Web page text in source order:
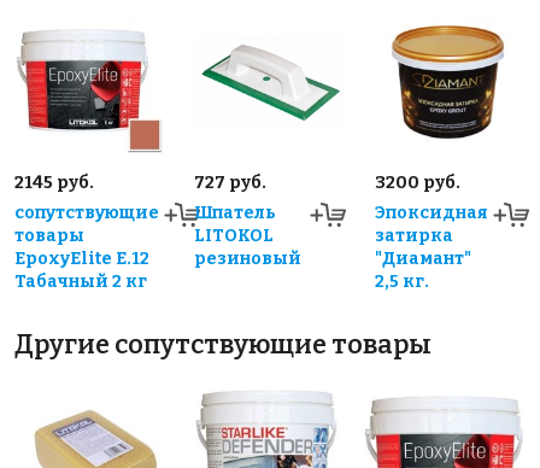
2145 руб.
сопутствующие
товары
EpoxyElite E.12
Табачный 2 кг
727 руб.
Шпатель
LITOKOL
резиновый
3200 руб.
Эпоксидная
затирка
"Диамант"
2,5 кг.
Другие сопутствующие товары